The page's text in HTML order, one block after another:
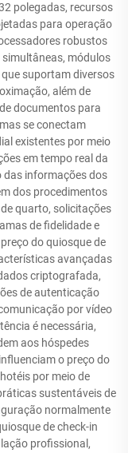
polegadas, recursos
para operação
robustos
módulos
suportam diversos
além de
documentos para
se conectam
existentes por meio
em tempo real da
das informações dos
dos procedimentos
quarto, solicitações
de fidelidade e
do quiosque de
avançadas
criptografada,
de autenticação
por vídeo
é necessária,
aos hóspedes
o preço do
por meio de
sustentáveis de
normalmente
de check-in
profissional,